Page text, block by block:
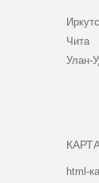
Чита
Улан-
html-